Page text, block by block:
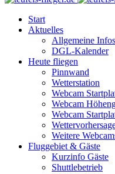
Start
Aktuelles
Allgemeine Infos
DGL-Kalender
Heute fliegen
Pinnwand
Wetterstation
Webcam
Webcam
Webcam
Weitere
Fluggebiet & Gäste
Kurzinfo Gäste
Shuttlebetrieb